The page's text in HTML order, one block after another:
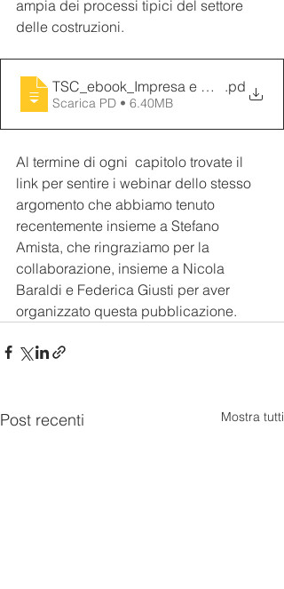
ampia dei processi tipici del settore
delle costruzioni.
TSC_ebook_Impresa e Cantiere
.pd
Scarica PD • 6.40MB
Al termine di ogni  capitolo trovate il
link per sentire i webinar dello stesso
argomento che abbiamo tenuto
recentemente insieme a Stefano
Amista, che ringraziamo per la
collaborazione, insieme a Nicola
Baraldi e Federica Giusti per aver
organizzato questa pubblicazione.
Post recenti Mostra tutti